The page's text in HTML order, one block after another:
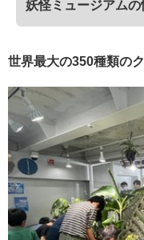
妖怪ミュージアムの
世界最大の350種類の